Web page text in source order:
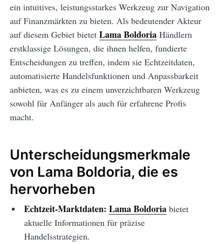
ein intuitives, leistungsstarkes Werkzeug zur Navigation
auf Finanzmärkten zu bieten. Als bedeutender Akteur
auf diesem Gebiet bietet Lama Boldoria Händlern
erstklassige Lösungen, die ihnen helfen, fundierte
Entscheidungen zu treffen, indem sie Echtzeitdaten,
automatisierte Handelsfunktionen und Anpassbarkeit
anbieten, was es zu einem unverzichtbaren Werkzeug
sowohl für Anfänger als auch für erfahrene Profis
macht.
Unterscheidungsmerkmale
von Lama Boldoria, die es
hervorheben
Echtzeit-Marktdaten: Lama Boldoriabietet
aktuelle Informationen für präzise
Handelsstrategien.